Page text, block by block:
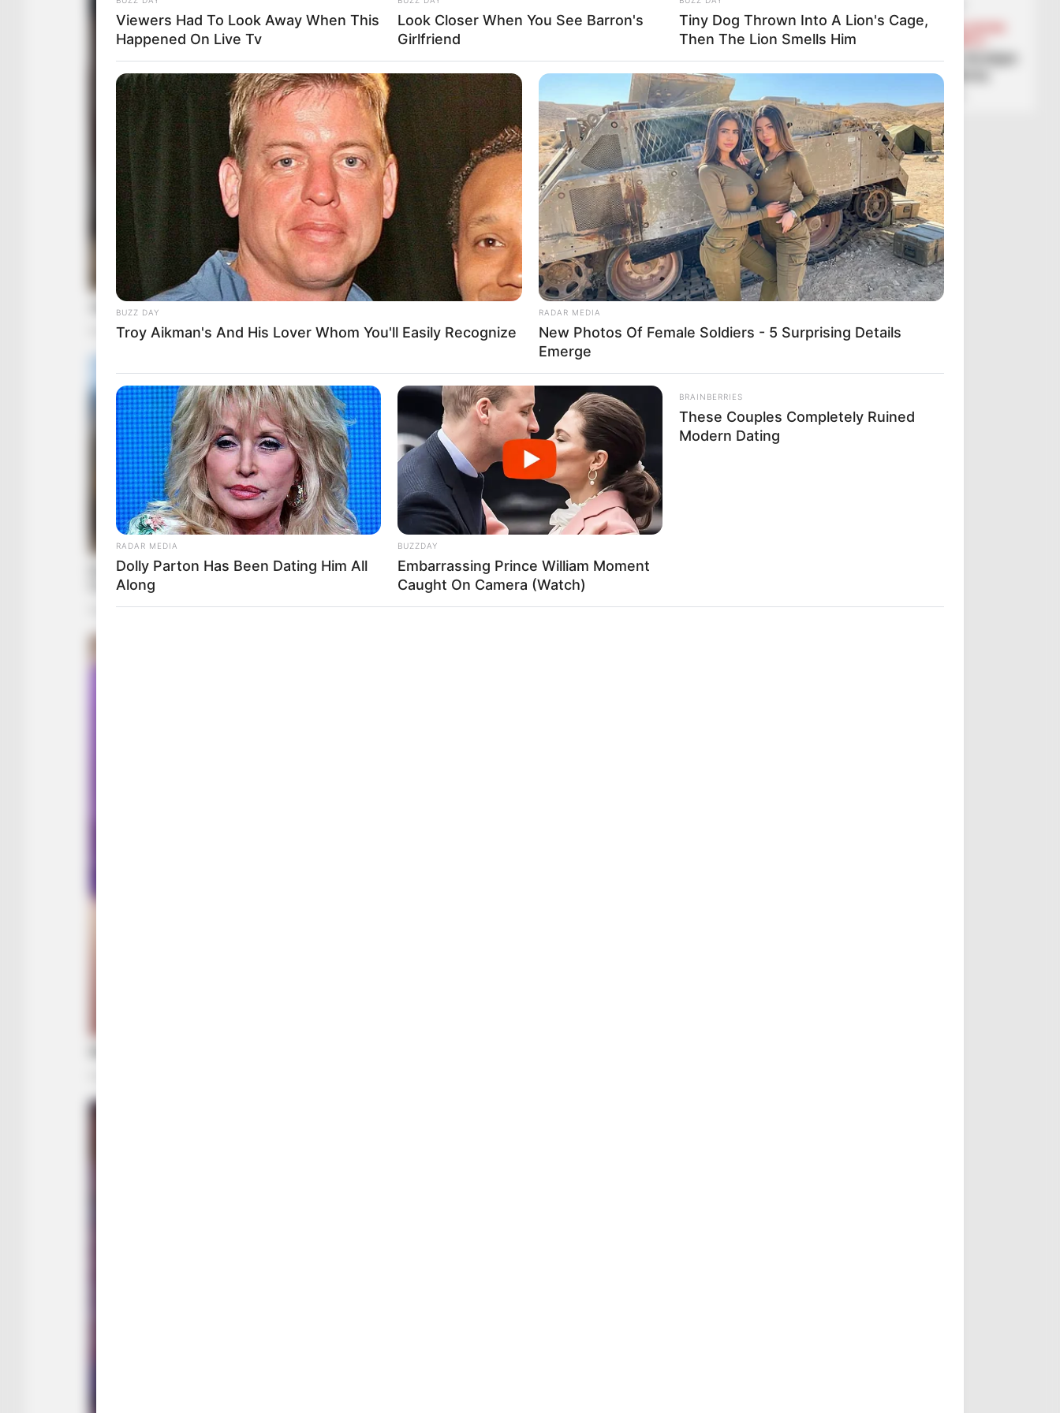
BALLINA BALLINA STATIKE
FUTBOLL BOTA
Nga Parisi në Stamboll, Kristjan
Asllani mbulohet me oferta
Viewers Had To Look Away When This
Happened On Live Tv
Look Closer When You See Barron's
Girlfriend
Tiny Dog Thrown Into A Lion's Cage,
Then The Lion Smells Him
BUZZ DAY
Troy Aikman's And His Lover Whom You'll Easily Recognize
RADAR MEDIA
New Photos Of Female Soldiers - 5 Surprising Details
Emerge
RADAR MEDIA
Dolly Parton Has Been Dating Him All
Along
BUZZDAY
Embarrassing Prince William Moment
Caught On Camera (Watch)
BRAINBERRIES
These Couples Completely Ruined
Modern Dating